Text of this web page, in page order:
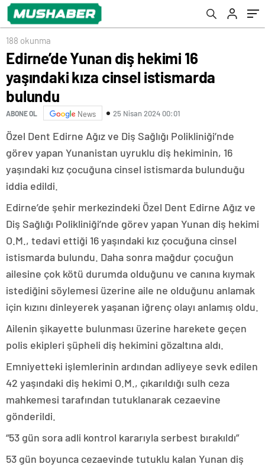
188 okunma
Edirne’de Yunan diş hekimi 16
yaşındaki kıza cinsel istismarda
bulundu
ABONE OL News 25 Nisan 2024 00:01
Özel Dent Edirne Ağız ve Diş Sağlığı Polikliniği’nde
görev yapan Yunanistan uyruklu diş hekiminin, 16
yaşındaki kız çocuğuna cinsel istismarda bulunduğu
iddia edildi.
Edirne’de şehir merkezindeki Özel Dent Edirne Ağız ve
Diş Sağlığı Polikliniği’nde görev yapan Yunan diş hekimi
O.M., tedavi ettiği 16 yaşındaki kız çocuğuna cinsel
istismarda bulundu. Daha sonra mağdur çocuğun
ailesine çok kötü durumda olduğunu ve canına kıymak
istediğini söylemesi üzerine aile ne olduğunu anlamak
için kızını dinleyerek yaşanan iğrenç olayı anlamış oldu.
Ailenin şikayette bulunması üzerine harekete geçen
polis ekipleri şüpheli diş hekimini gözaltına aldı.
Emniyetteki işlemlerinin ardından adliyeye sevk edilen
42 yaşındaki diş hekimi O.M., çıkarıldığı sulh ceza
mahkemesi tarafından tutuklanarak cezaevine
gönderildi.
“53 gün sora adli kontrol kararıyla serbest bırakıldı”
53 gün boyunca cezaevinde tutuklu kalan Yunan diş